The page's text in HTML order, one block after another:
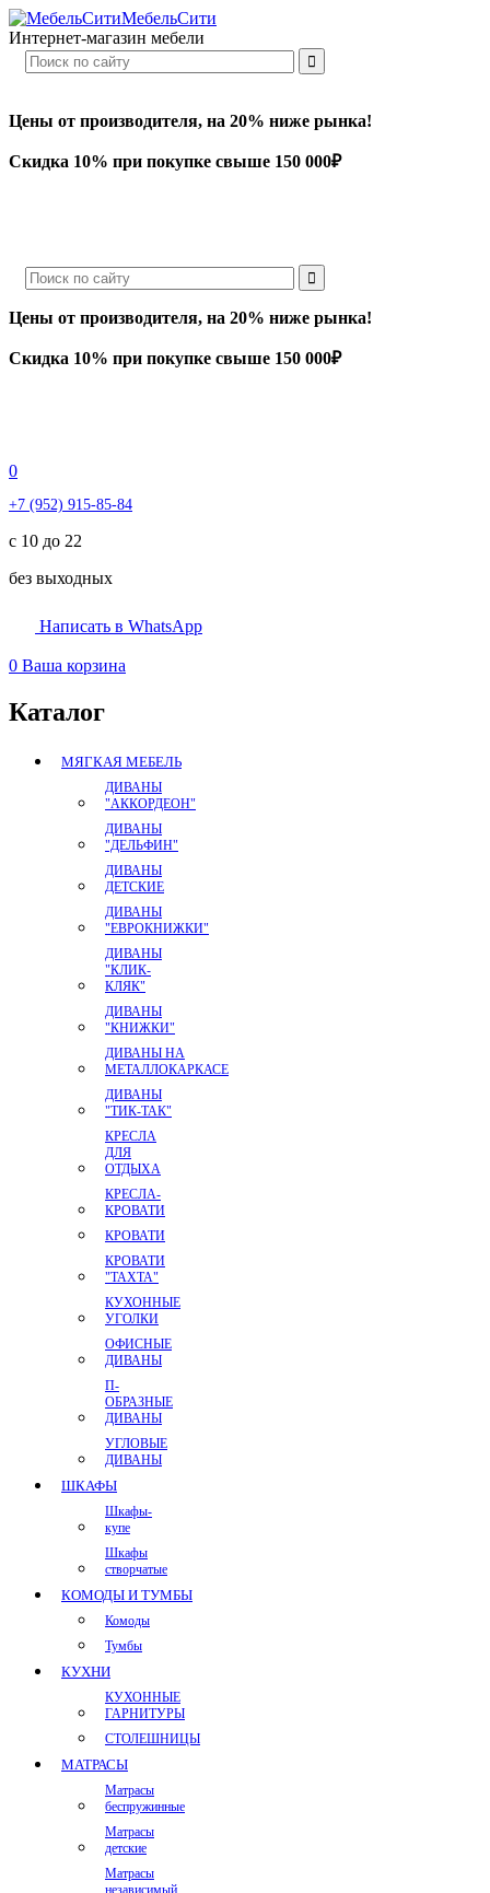
МебельСити
Интернет-магазин мебели
Цены от производителя, на 20% ниже рынка!
Скидка 10% при покупке свыше 150 000₽
Цены от производителя, на 20% ниже рынка!
Скидка 10% при покупке свыше 150 000₽
0
+7 (952) 915-85-84
с 10 до 22
без выходных
Написать в WhatsApp
0 Ваша корзина
Каталог
МЯГКАЯ МЕБЕЛЬ
ДИВАНЫ
"АККОРДЕОН"
ДИВАНЫ
"ДЕЛЬФИН"
ДИВАНЫ
ДЕТСКИЕ
ДИВАНЫ
"ЕВРОКНИЖКИ"
ДИВАНЫ
"КЛИК-
КЛЯК"
ДИВАНЫ
"КНИЖКИ"
ДИВАНЫ НА
МЕТАЛЛОКАРКАСЕ
ДИВАНЫ
"ТИК-ТАК"
КРЕСЛА
ДЛЯ
ОТДЫХА
КРЕСЛА-
КРОВАТИ
КРОВАТИ
КРОВАТИ
"ТАХТА"
КУХОННЫЕ
УГОЛКИ
ОФИСНЫЕ
ДИВАНЫ
П-
ОБРАЗНЫЕ
ДИВАНЫ
УГЛОВЫЕ
ДИВАНЫ
ШКАФЫ
Шкафы-
купе
Шкафы
створчатые
КОМОДЫ И ТУМБЫ
Комоды
Тумбы
КУХНИ
КУХОННЫЕ
ГАРНИТУРЫ
СТОЛЕШНИЦЫ
МАТРАСЫ
Матрасы
беспружинные
Матрасы
детские
Матрасы
независимый